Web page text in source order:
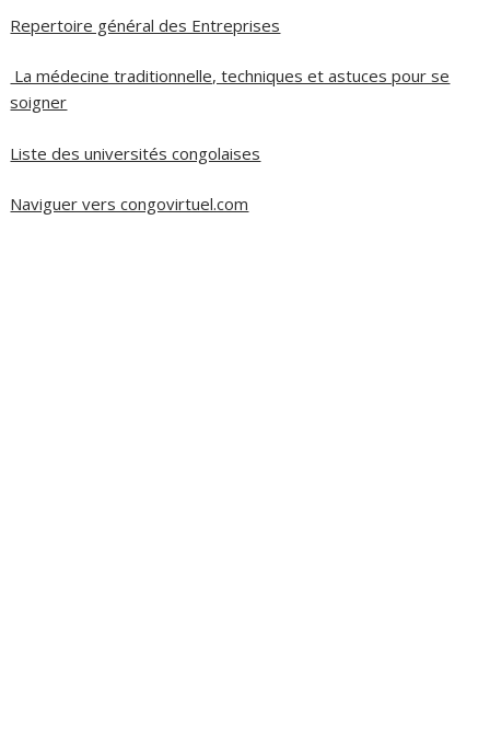
Repertoire général des Entreprises
La médecine traditionnelle, techniques et astuces pour se
soigner
Liste des universités congolaises
Naviguer vers congovirtuel.com